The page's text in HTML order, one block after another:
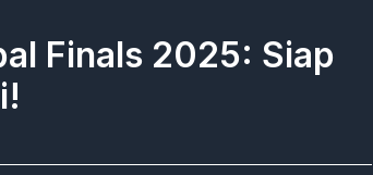
Finals 2025: Siap